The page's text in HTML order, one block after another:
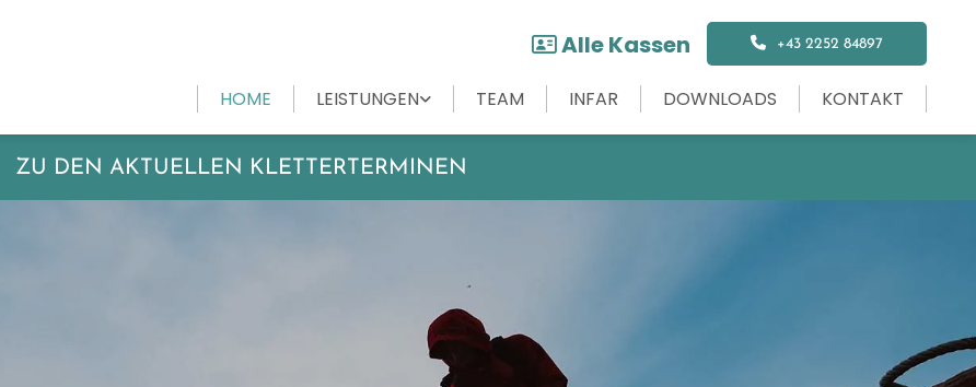
+43 2252 84897
Alle Kassen
HOME LEISTUNGEN TEAM INFAR DOWNLOADS KONTAKT
ZU DEN AKTUELLEN KLETTERTERMINEN